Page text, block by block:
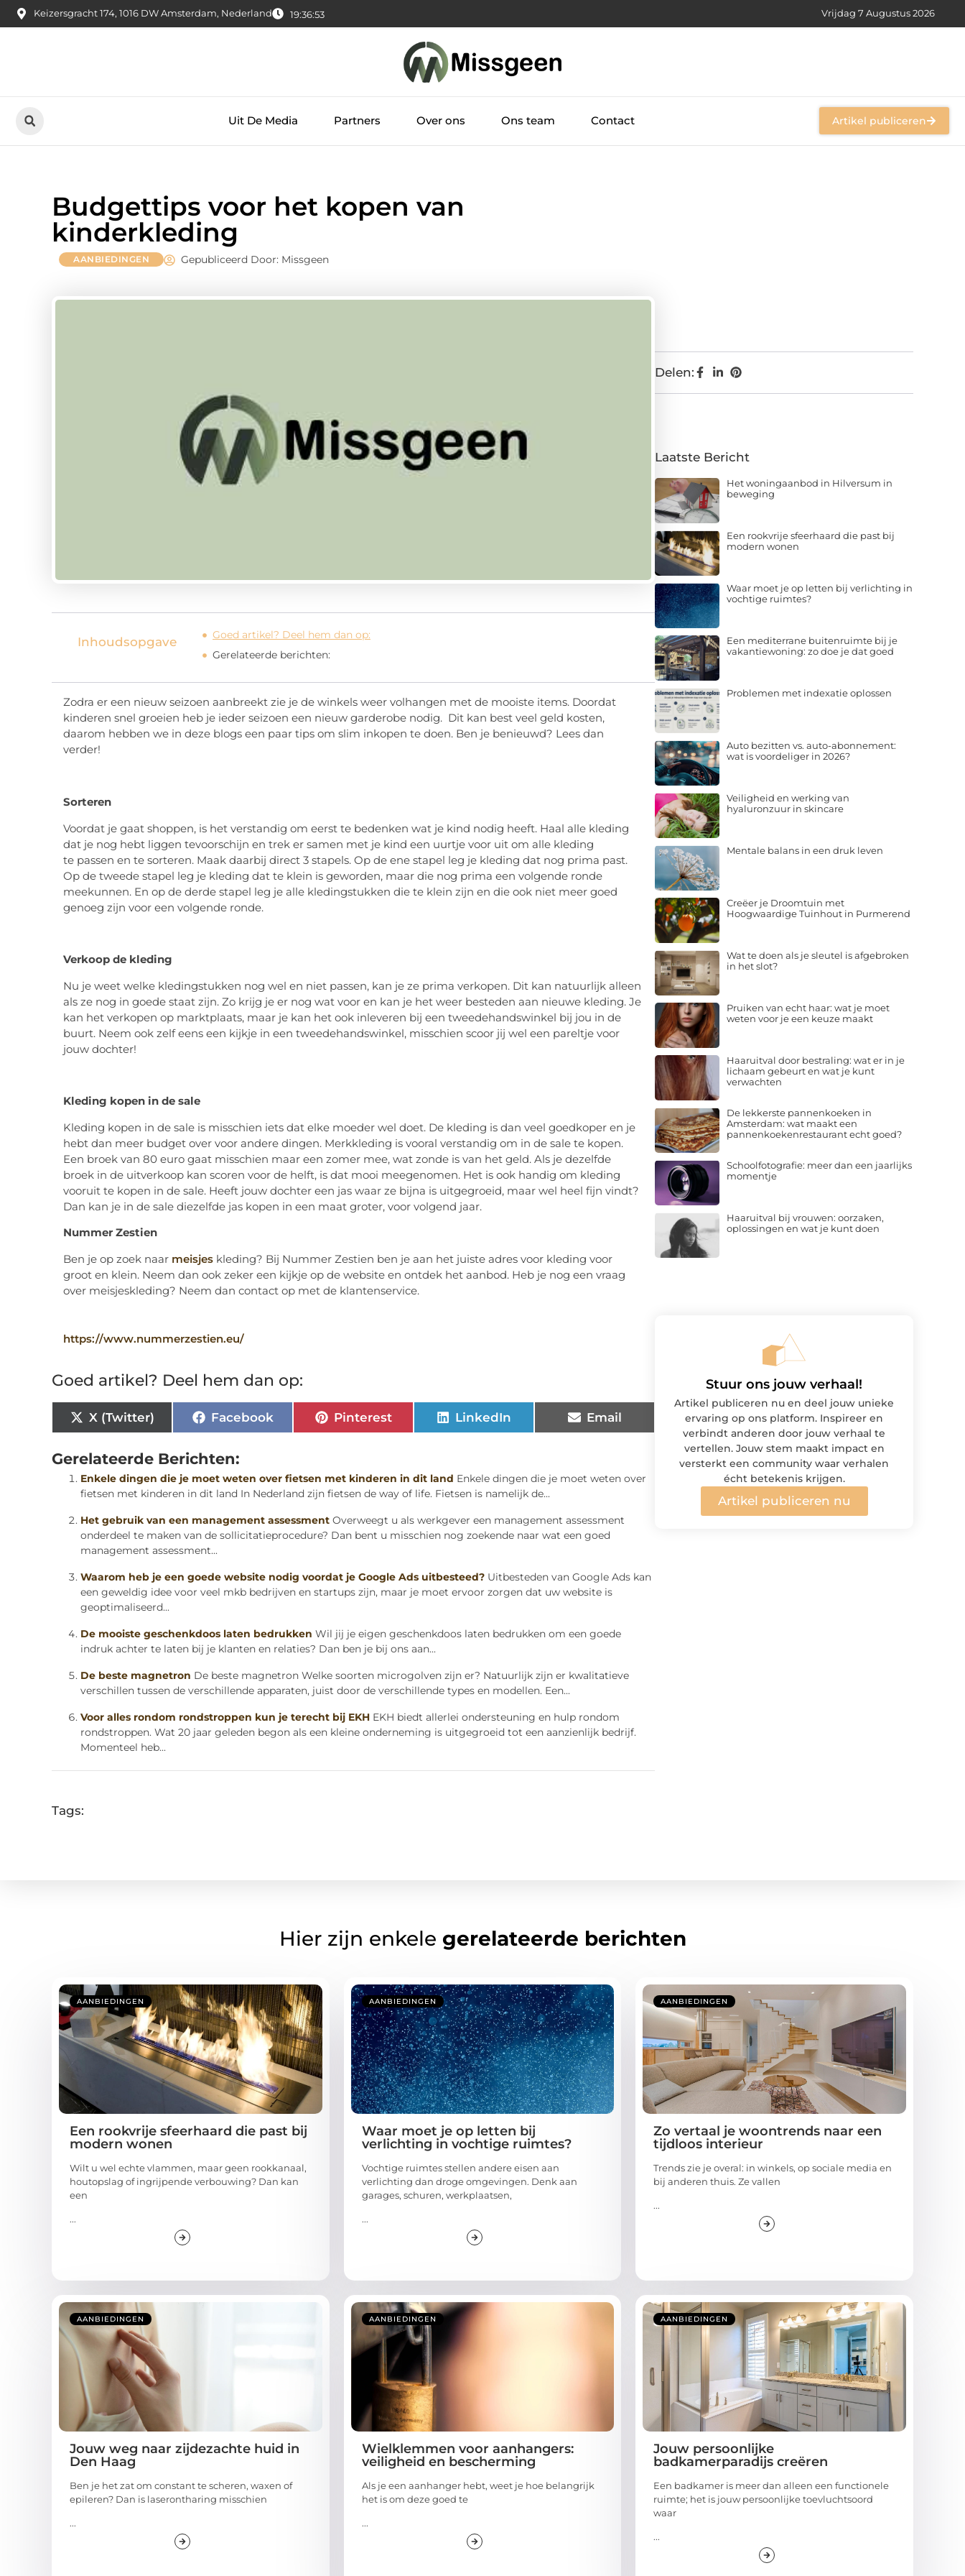
Keizersgracht 174, 1016 DW Amsterdam, Nederland 19:36:54 Vrijdag 7 Augustus 2026
Uit De Media Partners Over ons Ons team Contact Artikel publiceren
Budgettips voor het kopen van
kinderkleding
AANBIEDINGEN Gepubliceerd Door: Missgeen
Inhoudsopgave
Goed artikel? Deel hem dan op:
Gerelateerde berichten:
Zodra er een nieuw seizoen aanbreekt zie je de winkels weer volhangen met de mooiste items. Doordat
kinderen snel groeien heb je ieder seizoen een nieuw garderobe nodig. Dit kan best veel geld kosten,
daarom hebben we in deze blogs een paar tips om slim inkopen te doen. Ben je benieuwd? Lees dan
verder!
Sorteren
Voordat je gaat shoppen, is het verstandig om eerst te bedenken wat je kind nodig heeft. Haal alle kleding
dat je nog hebt liggen tevoorschijn en trek er samen met je kind een uurtje voor uit om alle kleding
te passen en te sorteren. Maak daarbij direct 3 stapels. Op de ene stapel leg je kleding dat nog prima past.
Op de tweede stapel leg je kleding dat te klein is geworden, maar die nog prima een volgende ronde
meekunnen. En op de derde stapel leg je alle kledingstukken die te klein zijn en die ook niet meer goed
genoeg zijn voor een volgende ronde.
Verkoop de kleding
Nu je weet welke kledingstukken nog wel en niet passen, kan je ze prima verkopen. Dit kan natuurlijk alleen
als ze nog in goede staat zijn. Zo krijg je er nog wat voor en kan je het weer besteden aan nieuwe kleding. Je
kan het verkopen op marktplaats, maar je kan het ook inleveren bij een tweedehandswinkel bij jou in de
buurt. Neem ook zelf eens een kijkje in een tweedehandswinkel, misschien scoor jij wel een pareltje voor
jouw dochter!
Kleding kopen in de sale
Kleding kopen in de sale is misschien iets dat elke moeder wel doet. De kleding is dan veel goedkoper en je
hebt dan meer budget over voor andere dingen. Merkkleding is vooral verstandig om in de sale te kopen.
Een broek van 80 euro gaat misschien maar een zomer mee, wat zonde is van het geld. Als je dezelfde
broek in de uitverkoop kan scoren voor de helft, is dat mooi meegenomen. Het is ook handig om kleding
vooruit te kopen in de sale. Heeft jouw dochter een jas waar ze bijna is uitgegroeid, maar wel heel fijn vindt?
Dan kan je in de sale diezelfde jas kopen in een maat groter, voor volgend jaar.
Nummer Zestien
Ben je op zoek naar meisjes kleding? Bij Nummer Zestien ben je aan het juiste adres voor kleding voor
groot en klein. Neem dan ook zeker een kijkje op de website en ontdek het aanbod. Heb je nog een vraag
over meisjeskleding? Neem dan contact op met de klantenservice.
https://www.nummerzestien.eu/
Goed artikel? Deel hem dan op:
X (Twitter) Facebook Pinterest LinkedIn Email
Gerelateerde Berichten:
Enkele dingen die je moet weten over fietsen met kinderen in dit land Enkele dingen die je moet weten over
fietsen met kinderen in dit land In Nederland zijn fietsen de way of life. Fietsen is namelijk de...
Het gebruik van een management assessment Overweegt u als werkgever een management assessment
onderdeel te maken van de sollicitatieprocedure? Dan bent u misschien nog zoekende naar wat een goed
management assessment...
Waarom heb je een goede website nodig voordat je Google Ads uitbesteed? Uitbesteden van Google Ads kan
een geweldig idee voor veel mkb bedrijven en startups zijn, maar je moet ervoor zorgen dat uw website is
geoptimaliseerd...
De mooiste geschenkdoos laten bedrukken Wil jij je eigen geschenkdoos laten bedrukken om een goede
indruk achter te laten bij je klanten en relaties? Dan ben je bij ons aan...
De beste magnetron De beste magnetron Welke soorten microgolven zijn er? Natuurlijk zijn er kwalitatieve
verschillen tussen de verschillende apparaten, juist door de verschillende types en modellen. Een...
Voor alles rondom rondstroppen kun je terecht bij EKH EKH biedt allerlei ondersteuning en hulp rondom
rondstroppen. Wat 20 jaar geleden begon als een kleine onderneming is uitgegroeid tot een aanzienlijk bedrijf.
Momenteel heb...
Tags:
Delen:
Laatste Bericht
Het woningaanbod in Hilversum in
beweging
Een rookvrije sfeerhaard die past bij
modern wonen
Waar moet je op letten bij verlichting in
vochtige ruimtes?
Een mediterrane buitenruimte bij je
vakantiewoning: zo doe je dat goed
Problemen met indexatie oplossen
Auto bezitten vs. auto-abonnement:
wat is voordeliger in 2026?
Veiligheid en werking van
hyaluronzuur in skincare
Mentale balans in een druk leven
Creëer je Droomtuin met
Hoogwaardige Tuinhout in Purmerend
Wat te doen als je sleutel is afgebroken
in het slot?
Pruiken van echt haar: wat je moet
weten voor je een keuze maakt
Haaruitval door bestraling: wat er in je
lichaam gebeurt en wat je kunt
verwachten
De lekkerste pannenkoeken in
Amsterdam: wat maakt een
pannenkoekenrestaurant echt goed?
Schoolfotografie: meer dan een jaarlijks
momentje
Haaruitval bij vrouwen: oorzaken,
oplossingen en wat je kunt doen
Stuur ons jouw verhaal!
Artikel publiceren nu en deel jouw unieke
ervaring op ons platform. Inspireer en
verbindt anderen door jouw verhaal te
vertellen. Jouw stem maakt impact en
versterkt een community waar verhalen
écht betekenis krijgen.
Artikel publiceren nu
Hier zijn enkele gerelateerde berichten
AANBIEDINGEN
Een rookvrije sfeerhaard die past bij
modern wonen
Wilt u wel echte vlammen, maar geen rookkanaal,
houtopslag of ingrijpende verbouwing? Dan kan
een
...
AANBIEDINGEN
Waar moet je op letten bij
verlichting in vochtige ruimtes?
Vochtige ruimtes stellen andere eisen aan
verlichting dan droge omgevingen. Denk aan
garages, schuren, werkplaatsen,
...
AANBIEDINGEN
Zo vertaal je woontrends naar een
tijdloos interieur
Trends zie je overal: in winkels, op sociale media en
bij anderen thuis. Ze vallen
...
AANBIEDINGEN
Jouw weg naar zijdezachte huid in
Den Haag
Ben je het zat om constant te scheren, waxen of
epileren? Dan is laserontharing misschien
...
AANBIEDINGEN
Wielklemmen voor aanhangers:
veiligheid en bescherming
Als je een aanhanger hebt, weet je hoe belangrijk
het is om deze goed te
...
AANBIEDINGEN
Jouw persoonlijke
badkamerparadijs creëren
Een badkamer is meer dan alleen een functionele
ruimte; het is jouw persoonlijke toevluchtsoord
waar
...